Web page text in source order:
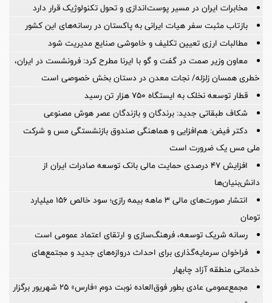
مخابرات ایران در مسیر پوست‌اندازی و تحول تکنولوژیک قرار دارد
بازتاب مثبت سفر هیات ایرانی به پاکستان در رسانه‌های این کشور
مطالبات ارزی تعیین تکلیف و خاموشی صنایع مدیریت شود
معاون وزیر صمت در گفت و گو با ایرنا مطرح کرد: فرونشست در ایران،
خطری همسان زلزله/ نجات معدن در دستان بخش خصوصی است
قطار توسعه نخلک به ایستگاه ۷۵۰ هزار تن رسید
شکاف طبقاتی جدید: برندگان و بازندگان عصر هوش مصنوعی
دکتر فیض: هم‌افزایی و هماهنگی صندوق بازنشستگی مس و شرکت
ملی مس یک ضرورت است
افزایش ۴۷ درصدی حمایت مالی بانک توسعه صادرات ایران از
دانش‌بنیان‌ها
انتشار صورت‌های مالی ۳ ماهه بیمه رازی؛ سود خالص ۱۵۶ میلیارد
تومان
رسانه شریک توسعه، فرهنگ‌سازی و ارتقای اعتماد عمومی است
فراخوان سرمایه‌گذاری برای احداث دروازه‌های جدید و مجتمع‌های
خدماتی منطقه آزاد چابهار
مجمع‌عمومی عادی بطور فوق‌العاده نوبت دوم «فارس» ۲۵ شهریور برگزار